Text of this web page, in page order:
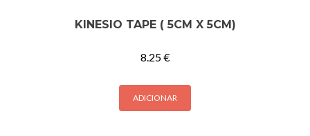
KINESIO TAPE ( 5CM X 5CM)
8.25€
ADICIONAR